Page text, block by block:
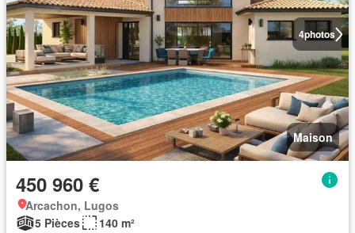
4photos
Maison
450 960 €
Arcachon, Lugos
5 Pièces
140 m²